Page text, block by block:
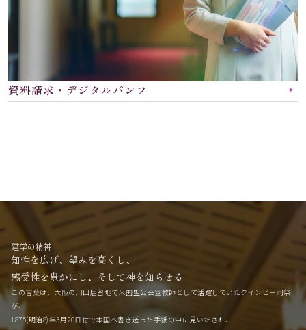
資料請求・デジタルパンフ ▶︎
建学の精神
知性を広げ、望みを高くし、
感受性を豊かにし、そして神を知らせる
この言葉は、大阪の川口居留地で米国聖公会宣教師として活躍していたクインビー司祭
が、
1875(明治8)年3月20日付で本国へ書き送った手紙の中に見いだされ、